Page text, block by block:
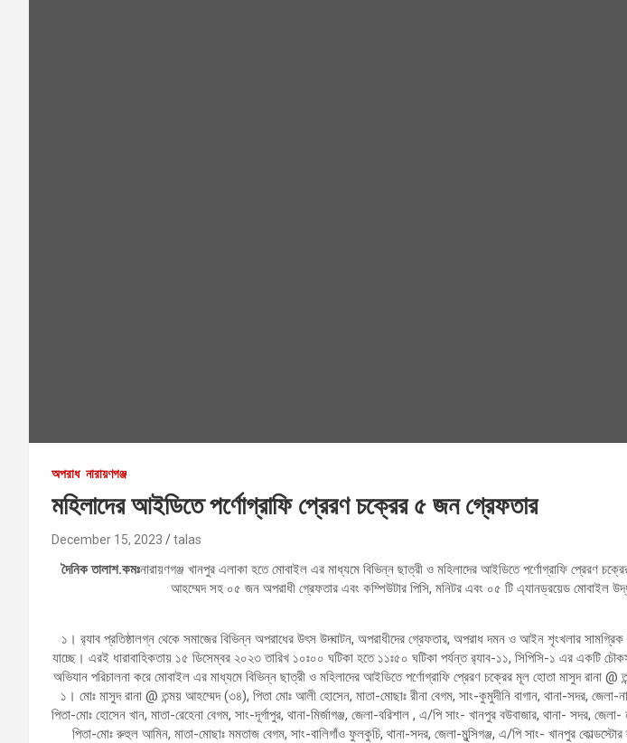
অপরাধ নারায়ণগঞ্জ
মহিলাদের আইডিতে পর্ণোগ্রাফি প্রেরণ চক্রের ৫ জন গ্রেফতার
December 15, 2023 talas
দৈনিক তালাশ.কমঃনারায়ণগঞ্জ খানপুর এলাকা হতে মোবাইল এর মাধ্যমে বিভিন্ন ছাত্রী ও মহিলাদের আইডিতে পর্ণোগ্রাফি প্রেরণ
আহম্মেদ সহ ০৫ জন অপরাধী গ্রেফতার এবং কম্পিউটার পিসি, মনিটর এবং ০৫ টি এ্যানড্রয়েড মোবাইল
১। র‌্যাব প্রতিষ্ঠালগ্ন থেকে সমাজের বিভিন্ন অপরাধের উৎস উদ্ঘাটন, অপরাধীদের গ্রেফতার, অপরাধ দমন ও আইন শৃংখলার
যাচ্ছে। এরই ধারাবাহিকতায় ১৫ ডিসেম্বর ২০২৩ তারিখ ১০ঃ০০ ঘটিকা হতে ১১ঃ৫০ ঘটিকা পর্যন্ত র‌্যাব-১১, সিপিসি-১ এর একটি
অভিযান পরিচালনা করে মোবাইল এর মাধ্যমে বিভিন্ন ছাত্রী ও মহিলাদের আইডিতে পর্ণোগ্রাফি প্রেরণ চক্রের মূল হোতা মাসুদ রানা
১। মোঃ মাসুদ রানা @ তন্ময় আহম্মেদ (৩৪), পিতা মোঃ আলী হোসেন, মাতা-মোছাঃ রীনা বেগম, সাং-কুমুদীনি বাগান, থানা-সদর,
পিতা-মোঃ হোসেন খান, মাতা-রেহেনা বেগম, সাং-দূর্গাপুর, থানা-মির্জাগঞ্জ, জেলা-বরিশাল , এ/পি সাং- খানপুর বউবাজার, থানা- সদর,
পিতা-মোঃ রুহুল আমিন, মাতা-মোছাঃ মমতাজ বেগম, সাং-বালিগাঁও ফুলকুচি, থানা-সদর, জেলা-মুন্সিগঞ্জ, এ/পি সাং- খানপুর কোল্ডস্টোর